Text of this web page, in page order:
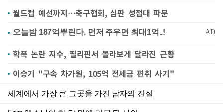
월드컵 예선까지…축구협회, 심판 성접대 파문
학폭 논란 지수, 필리핀서 몰라보게 달라진 근황
이승기 "구속 차가원, 105억 전세금 편취 사기"